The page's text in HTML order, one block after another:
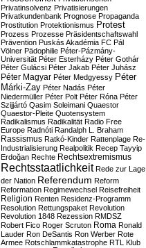
Privatinsolvenz Privatisierungen
Privatkundenbank Prognose Propaganda
Prostitution Protektionismus Protest
Prozess Prozesse Präsidentschaftswahl
Prävention Puskás Akadémia FC Pál
Völner Pädophilie Péter-Pázmány-
Universität Péter Esterházy Péter Gothár
Péter Gulácsi Péter Jakab Péter Juhász
Péter Magyar Péter Medgyessy Péter
Márki-Zay Péter Nadás Péter
Niedermüller Péter Polt Péter Róna Péter
Szijjártó Qasim Soleimani Quaestor
Quaestor-Pleite Quotensystem
Radikalismus Radikalität Radio Free
Europe Radnóti Randalph L. Braham
Rassismus Ratkó-Kinder Rattenplage Re-
Industrialisierung Realpolitik Recep Tayyip
Erdoğan Rechte Rechtsextremismus
Rechtsstaatlichkeit Rede zur Lage
der Nation Referendum Reform
Reformation Regimewechsel Reisefreiheit
Religion Renten Residenz-Programm
Resolution Rettungspaket Revolution
Revolution 1848 Rezession RMDSZ
Robert Fico Roger Scruton Roma Ronald
Lauder Ron DeSantis Ron Werber Rote
Armee Rotschlammkatastrophe RTL Klub